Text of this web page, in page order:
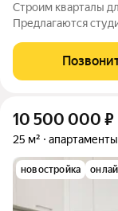
Строим кварталы
Предлагаются
комплексе
отделкой, которая
10 500 000 ₽
25 м²
новостройка